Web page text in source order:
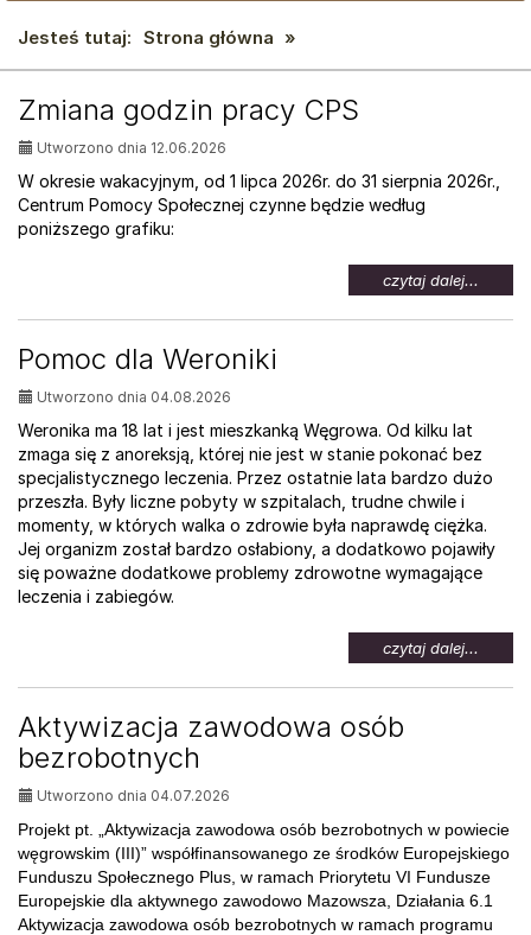
Jesteś tutaj: Strona główna »
AKTUALNOŚCI:
Zmiana godzin pracy CPS
Utworzono dnia 12.06.2026
W okresie wakacyjnym, od 1 lipca 2026r. do 31 sierpnia 2026r.,
Centrum Pomocy Społecznej czynne będzie według
poniższego grafiku:
czytaj dalej...
temat:
Zmiana
Pomoc dla Weroniki
Utworzono dnia 04.08.2026
Weronika ma 18 lat i jest mieszkanką Węgrowa. Od kilku lat
zmaga się z anoreksją, której nie jest w stanie pokonać bez
specjalistycznego leczenia. Przez ostatnie lata bardzo dużo
przeszła. Były liczne pobyty w szpitalach, trudne chwile i
momenty, w których walka o zdrowie była naprawdę ciężka.
Jej organizm został bardzo osłabiony, a dodatkowo pojawiły
się poważne dodatkowe problemy zdrowotne wymagające
leczenia i zabiegów.
czytaj dalej...
temat:
Pomoc
Aktywizacja zawodowa osób
bezrobotnych
Utworzono dnia 04.07.2026
Projekt pt. „Aktywizacja zawodowa osób bezrobotnych w powiecie
węgrowskim (III)” współfinansowanego ze środków Europejskiego
Funduszu Społecznego Plus, w ramach Priorytetu VI Fundusze
Europejskie dla aktywnego zawodowo Mazowsza, Działania 6.1
Aktywizacja zawodowa osób bezrobotnych w ramach programu